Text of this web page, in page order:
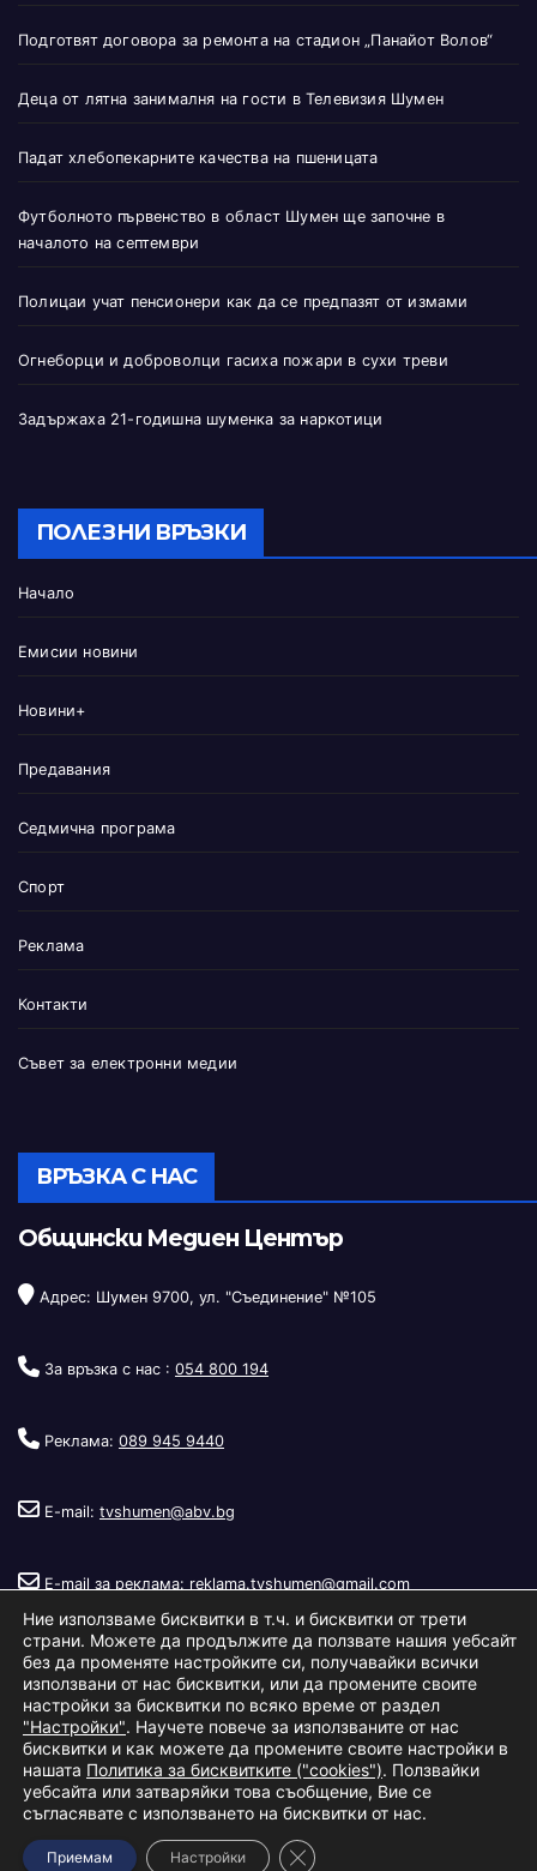
Подготвят договора за ремонта на стадион „Панайот Волов“
Деца от лятна занималня на гости в Телевизия Шумен
Падат хлебопекарните качества на пшеницата
Футболното първенство в област Шумен ще започне в
началото на септември
Полицаи учат пенсионери как да се предпазят от измами
Огнеборци и доброволци гасиха пожари в сухи треви
Задържаха 21-годишна шуменка за наркотици
ПОЛЕЗНИ ВРЪЗКИ
Начало
Емисии новини
Новини+
Предавания
Седмична програма
Спорт
Реклама
Контакти
Съвет за електронни медии
ВРЪЗКА С НАС
Общински Медиен Център
Адрес: Шумен 9700, ул. "Съединение" №105
За връзка с нас : 054 800 194
Реклама: 089 945 9440
E-mail: tvshumen@abv.bg
E-mail за реклама: reklama.tvshumen@gmail.com
Copyright © 2026Телевизия Шумен.|Изработка: S.I.T Solutions
Ltd.
За насРекламаУсловия за ползване
Политика за бисквитки
Ние използваме бисквитки в т.ч. и бисквитки от трети
страни. Можете да продължите да ползвате нашия уебсайт
без да променяте настройките си, получавайки всички
използвани от нас бисквитки, или да промените своите
настройки за бисквитки по всяко време от раздел
"Настройки". Научете повече за използваните от нас
бисквитки и как можете да промените своите настройки в
нашата Политика за бисквитките ("cookies"). Ползвайки
уебсайта или затваряйки това съобщение, Вие се
съгласявате с използването на бисквитки от нас.
Приемам Настройки Close GDPR Cookie Banner